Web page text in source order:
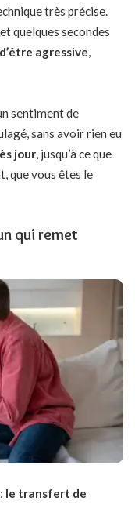
très précise.
quelques secondes
agressive,
sentiment de
sans avoir rien eu
jour, jusqu’à ce que
que vous êtes le
qui remet
le transfert de